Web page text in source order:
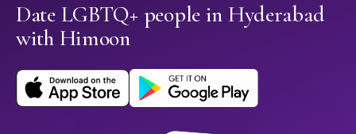
Date LGBTQ+ people in Hyderabad
with Himoon